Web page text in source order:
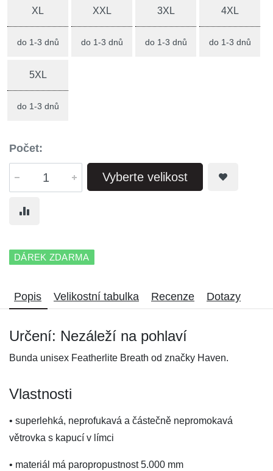
XL
do 1-3 dnů
XXL
do 1-3 dnů
3XL
do 1-3 dnů
4XL
do 1-3 dnů
5XL
do 1-3 dnů
Počet:
Vyberte velikost
DÁREK ZDARMA
Popis Velikostní tabulka Recenze Dotazy
Určení: Nezáleží na pohlaví
Bunda unisex Featherlite Breath od značky Haven.
Vlastnosti
• superlehká, neprofukavá a částečně nepromokavá
větrovka s kapucí v límci
• materiál má paropropustnost 5.000 mm